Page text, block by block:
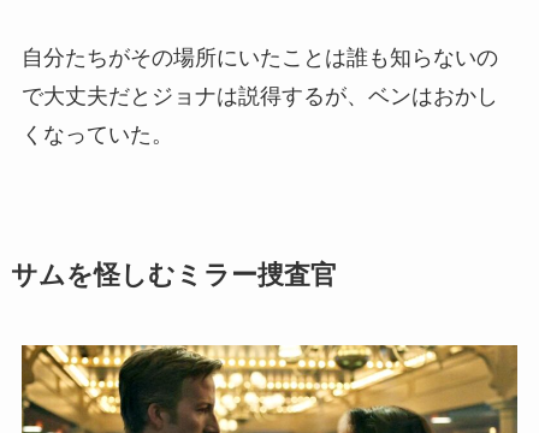
自分たちがその場所にいたことは誰も知らないの
で大丈夫だとジョナは説得するが、ベンはおかし
くなっていた。
サムを怪しむミラー捜査官